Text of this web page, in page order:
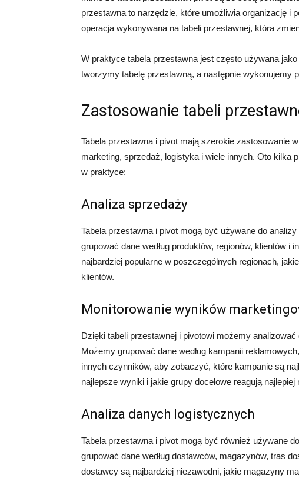
przestawna to narzędzie, które umożliwia organizację i
operacja wykonywana na tabeli przestawnej, która
W praktyce tabela przestawna jest często używana
tworzymy tabelę przestawną, a następnie wykonujemy
Zastosowanie tabeli
Tabela przestawna i pivot mają szerokie zastosowanie
marketing, sprzedaż, logistyka i wiele innych. Oto kilka
w praktyce:
Analiza sprzedaży
Tabela przestawna i pivot mogą być używane do
grupować dane według produktów, regionów, klientów
najbardziej popularne w poszczególnych regionach,
klientów.
Monitorowanie wyników
Dzięki tabeli przestawnej i pivotowi możemy
Możemy grupować dane według kampanii
innych czynników, aby zobaczyć, które kampanie są
najlepsze wyniki i jakie grupy docelowe reagują najlepiej
Analiza danych logistycznych
Tabela przestawna i pivot mogą być również używane
grupować dane według dostawców, magazynów, tras
dostawcy są najbardziej niezawodni, jakie magazyny